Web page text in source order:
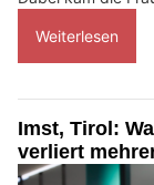
Weiterlesen
Imst, Tirol:
verliert